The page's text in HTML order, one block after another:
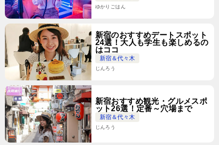
ゆかりごはん
新宿のおすすめデートスポット
24選！大人も学生も楽しめるの
はココ
新宿＆代々木
じんろう
新宿おすすめ観光・グルメスポ
ット26選！定番～穴場まで
新宿＆代々木
じんろう